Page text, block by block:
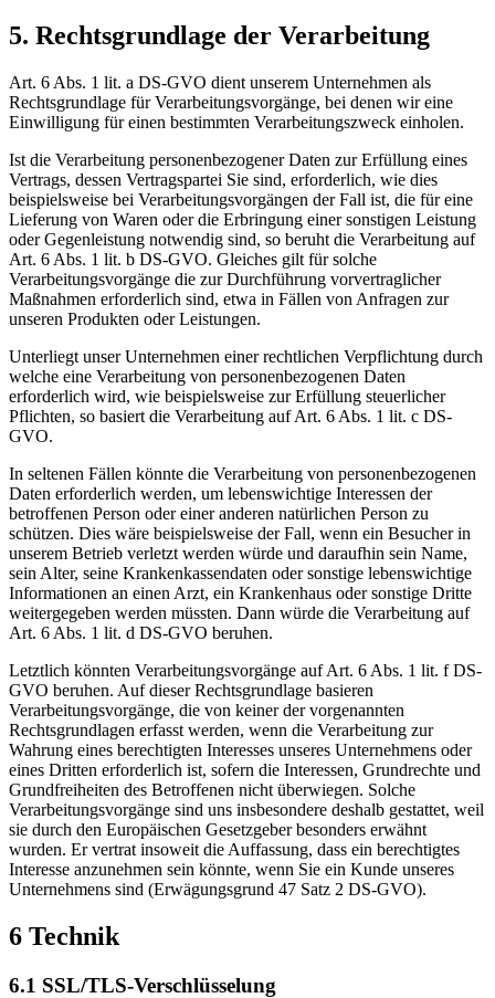
5. Rechtsgrundlage der Verarbeitung
Art. 6 Abs. 1 lit. a DS-GVO dient unserem Unternehmen als
Rechtsgrundlage für Verarbeitungsvorgänge, bei denen wir eine
Einwilligung für einen bestimmten Verarbeitungszweck einholen.
Ist die Verarbeitung personenbezogener Daten zur Erfüllung eines
Vertrags, dessen Vertragspartei Sie sind, erforderlich, wie dies
beispielsweise bei Verarbeitungsvorgängen der Fall ist, die für eine
Lieferung von Waren oder die Erbringung einer sonstigen Leistung
oder Gegenleistung notwendig sind, so beruht die Verarbeitung auf
Art. 6 Abs. 1 lit. b DS-GVO. Gleiches gilt für solche
Verarbeitungsvorgänge die zur Durchführung vorvertraglicher
Maßnahmen erforderlich sind, etwa in Fällen von Anfragen zur
unseren Produkten oder Leistungen.
Unterliegt unser Unternehmen einer rechtlichen Verpflichtung durch
welche eine Verarbeitung von personenbezogenen Daten
erforderlich wird, wie beispielsweise zur Erfüllung steuerlicher
Pflichten, so basiert die Verarbeitung auf Art. 6 Abs. 1 lit. c DS-
GVO.
In seltenen Fällen könnte die Verarbeitung von personenbezogenen
Daten erforderlich werden, um lebenswichtige Interessen der
betroffenen Person oder einer anderen natürlichen Person zu
schützen. Dies wäre beispielsweise der Fall, wenn ein Besucher in
unserem Betrieb verletzt werden würde und daraufhin sein Name,
sein Alter, seine Krankenkassendaten oder sonstige lebenswichtige
Informationen an einen Arzt, ein Krankenhaus oder sonstige Dritte
weitergegeben werden müssten. Dann würde die Verarbeitung auf
Art. 6 Abs. 1 lit. d DS-GVO beruhen.
Letztlich könnten Verarbeitungsvorgänge auf Art. 6 Abs. 1 lit. f DS-
GVO beruhen. Auf dieser Rechtsgrundlage basieren
Verarbeitungsvorgänge, die von keiner der vorgenannten
Rechtsgrundlagen erfasst werden, wenn die Verarbeitung zur
Wahrung eines berechtigten Interesses unseres Unternehmens oder
eines Dritten erforderlich ist, sofern die Interessen, Grundrechte und
Grundfreiheiten des Betroffenen nicht überwiegen. Solche
Verarbeitungsvorgänge sind uns insbesondere deshalb gestattet, weil
sie durch den Europäischen Gesetzgeber besonders erwähnt
wurden. Er vertrat insoweit die Auffassung, dass ein berechtigtes
Interesse anzunehmen sein könnte, wenn Sie ein Kunde unseres
Unternehmens sind (Erwägungsgrund 47 Satz 2 DS-GVO).
6 Technik
6.1 SSL/TLS-Verschlüsselung